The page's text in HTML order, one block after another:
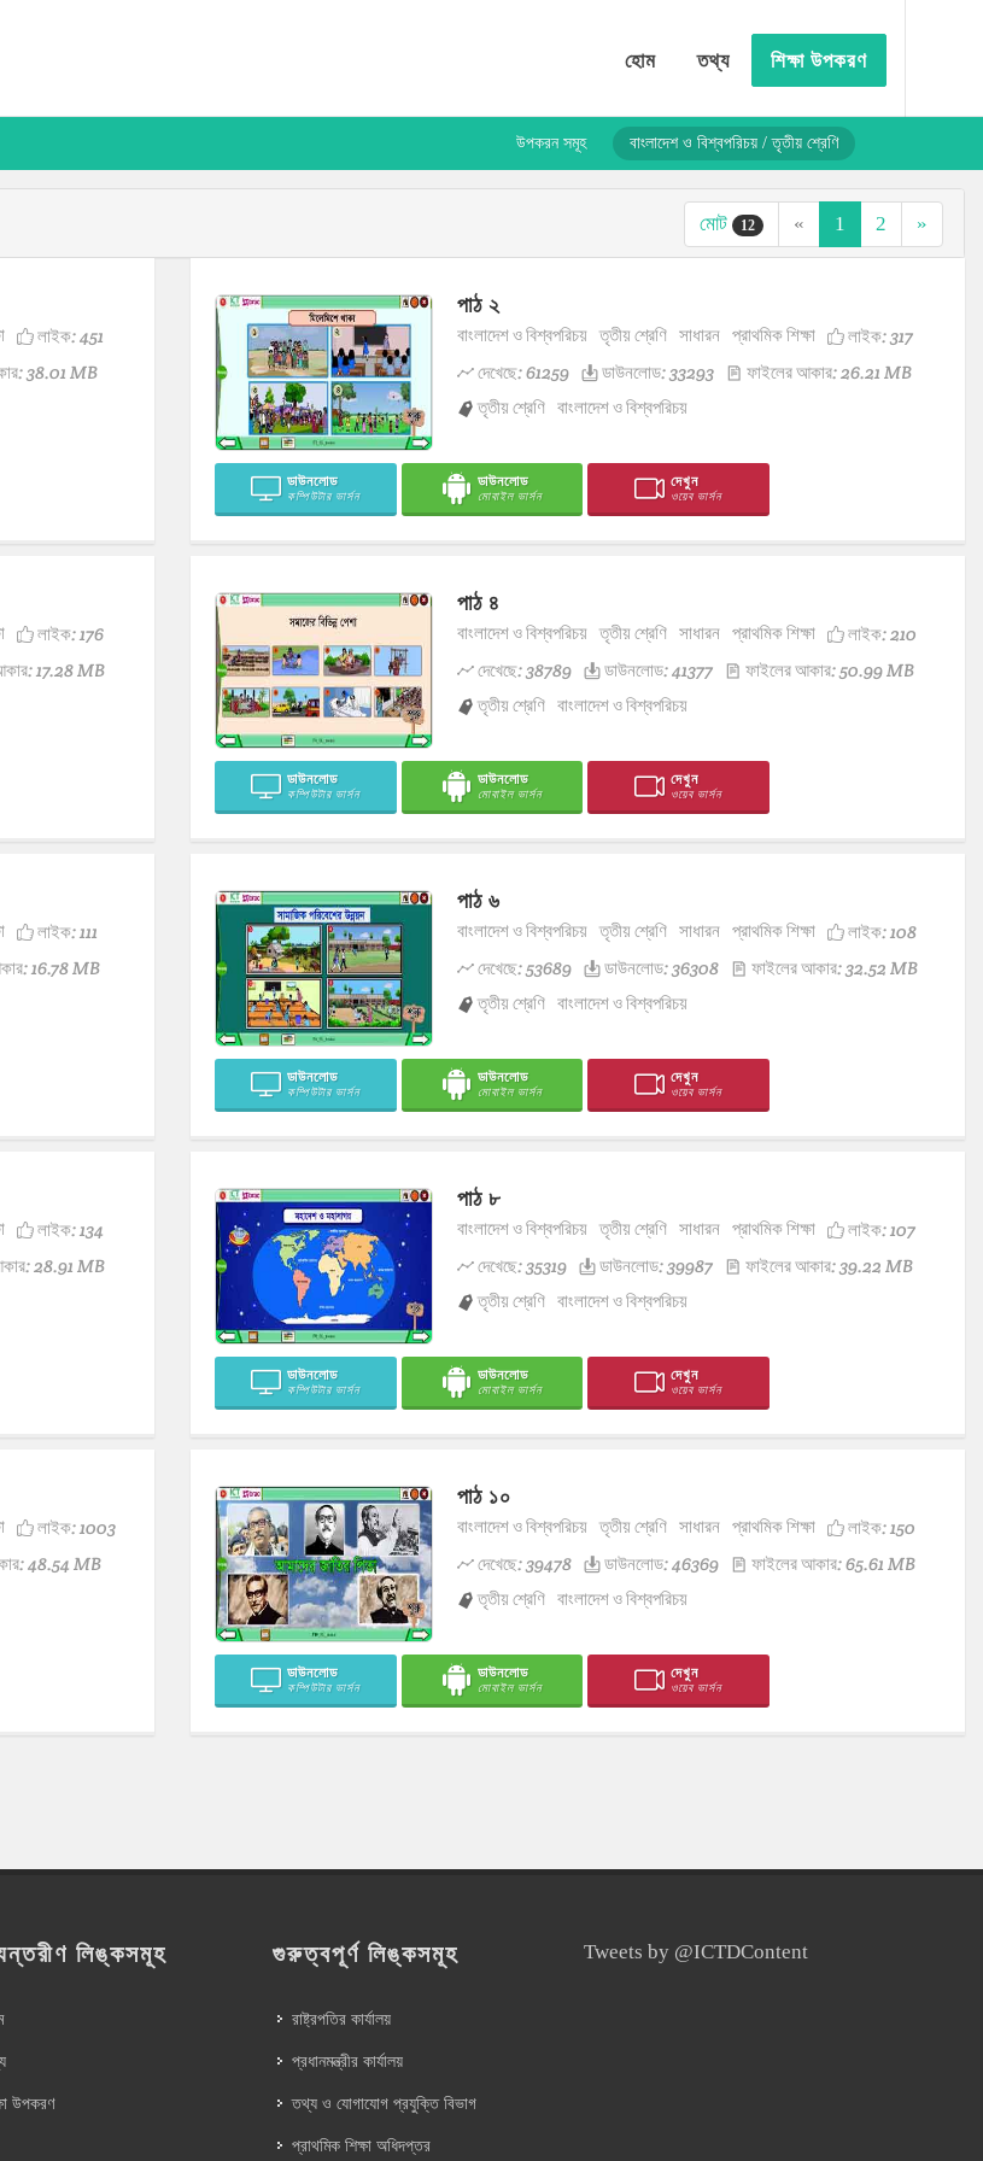
হোম তথ্য শিক্ষা উপকরণ
উপকরন সমূহ বাংলাদেশ ও বিশ্বপরিচয় / তৃতীয় শ্রেণি
মোট 12 « 1 2 »
লাইক:451
38.01 MB
পাঠ ২
বাংলাদেশ ও বিশ্বপরিচয় তৃতীয় শ্রেণি সাধারন প্রাথমিক শিক্ষা লাইক:317
দেখেছে: 61259
ডাউনলোড: 33293
ফাইলের আকার: 26.21 MB
তৃতীয় শ্রেণি বাংলাদেশ ও বিশ্বপরিচয়
ডাউনলোড
কম্পিউটার ভার্সন
ডাউনলোড
মোবাইল ভার্সন
দেখুন
ওয়েব ভার্সন
লাইক:176
17.28 MB
পাঠ ৪
বাংলাদেশ ও বিশ্বপরিচয় তৃতীয় শ্রেণি সাধারন প্রাথমিক শিক্ষা লাইক:210
দেখেছে: 38789
ডাউনলোড: 41377
ফাইলের আকার: 50.99 MB
তৃতীয় শ্রেণি বাংলাদেশ ও বিশ্বপরিচয়
ডাউনলোড
কম্পিউটার ভার্সন
ডাউনলোড
মোবাইল ভার্সন
দেখুন
ওয়েব ভার্সন
লাইক:111
16.78 MB
পাঠ ৬
বাংলাদেশ ও বিশ্বপরিচয় তৃতীয় শ্রেণি সাধারন প্রাথমিক শিক্ষা লাইক:108
দেখেছে: 53689
ডাউনলোড: 36308
ফাইলের আকার: 32.52 MB
তৃতীয় শ্রেণি বাংলাদেশ ও বিশ্বপরিচয়
ডাউনলোড
কম্পিউটার ভার্সন
ডাউনলোড
মোবাইল ভার্সন
দেখুন
ওয়েব ভার্সন
লাইক:134
28.91 MB
পাঠ ৮
বাংলাদেশ ও বিশ্বপরিচয় তৃতীয় শ্রেণি সাধারন প্রাথমিক শিক্ষা লাইক:107
দেখেছে: 35319
ডাউনলোড: 39987
ফাইলের আকার: 39.22 MB
তৃতীয় শ্রেণি বাংলাদেশ ও বিশ্বপরিচয়
ডাউনলোড
কম্পিউটার ভার্সন
ডাউনলোড
মোবাইল ভার্সন
দেখুন
ওয়েব ভার্সন
লাইক:1003
48.54 MB
পাঠ ১০
বাংলাদেশ ও বিশ্বপরিচয় তৃতীয় শ্রেণি সাধারন প্রাথমিক শিক্ষা লাইক:150
দেখেছে: 39478
ডাউনলোড: 46369
ফাইলের আকার: 65.61 MB
তৃতীয় শ্রেণি বাংলাদেশ ও বিশ্বপরিচয়
ডাউনলোড
কম্পিউটার ভার্সন
ডাউনলোড
মোবাইল ভার্সন
দেখুন
ওয়েব ভার্সন
লিঙ্কসমূহ
উপকরণ
গুরুত্বপূর্ণ লিঙ্কসমূহ
রাষ্ট্রপতির কার্যালয়
প্রধানমন্ত্রীর কার্যালয়
তথ্য ও যোগাযোগ প্রযুক্তি বিভাগ
প্রাথমিক শিক্ষা অধিদপ্তর
Tweets by @ICTDContent